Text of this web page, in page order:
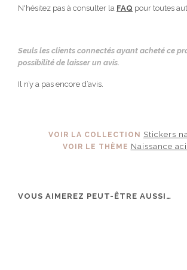
N'hésitez pas à consulter la FAQ pour toutes
Seuls les clients connectés ayant acheté ce
possibilité de laisser un avis.
Il n’y a pas encore d’avis.
VOIR LA COLLECTION Stickers
VOIR LE THÈME Naissance
VOUS AIMEREZ PEUT-ÊTRE AUSSI…